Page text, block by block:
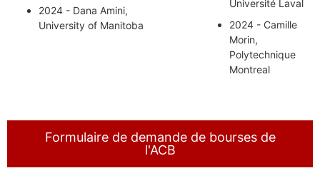
2024 - Dana Amini,
University of Manitoba
Université Laval
2024 - Camille
Morin,
Polytechnique
Montreal
Formulaire de demande de bourses de
l'ACB